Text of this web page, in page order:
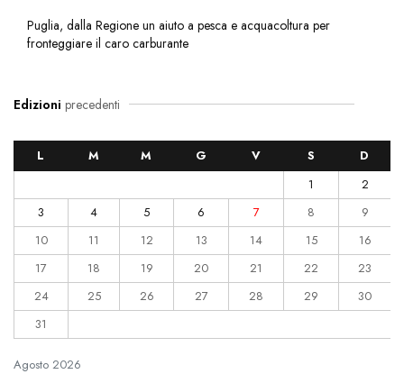
Puglia, dalla Regione un aiuto a pesca e acquacoltura per
fronteggiare il caro carburante
Edizioni precedenti
Agosto 2026
L M M G V S
D
1
2
3
4 5 6 7 8
9
10
11 12 13 14 15
16
17
18 19 20 21 22
23
24
25 26 27 28 29
30
31